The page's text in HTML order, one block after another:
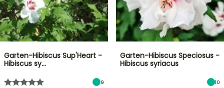
Garten-Hibiscus Sup'Heart -
Hibiscus sy…
9
Garten-Hibiscus Speciosus -
Hibiscus syriacus
10